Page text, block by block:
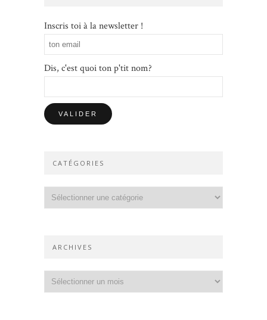
Inscris toi à la newsletter !
Dis, c'est quoi ton p'tit nom?
CATÉGORIES
Catégories
ARCHIVES
Archives